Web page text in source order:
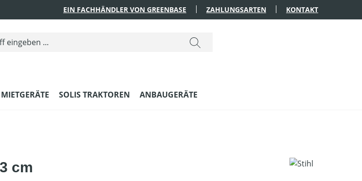
EIN FACHHÄNDLER VON GREENBASE ZAHLUNGSARTEN KONTAKT
MIETGERÄTE SOLIS TRAKTOREN ANBAUGERÄTE
cm